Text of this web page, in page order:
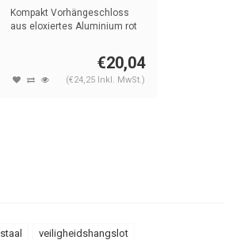
Aluminium rot 72/30
ROT
Kompakt Vorhängeschloss
aus eloxiertes Aluminium rot
€20,04
(€24,25 Inkl. MwSt.)
staal veiligheidshangslot